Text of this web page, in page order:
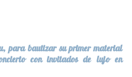
para bautizar su primer material
con invitados de lujo en